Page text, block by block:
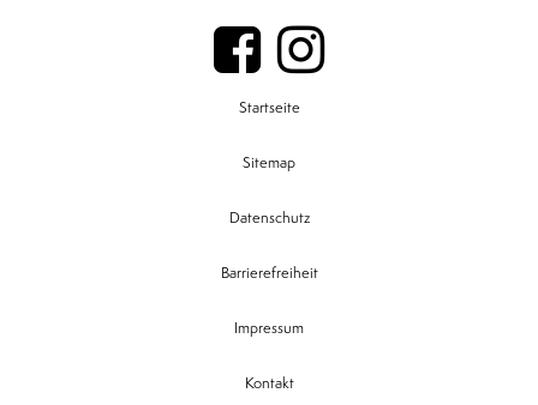
Startseite
Sitemap
Datenschutz
Barrierefreiheit
Impressum
Kontakt